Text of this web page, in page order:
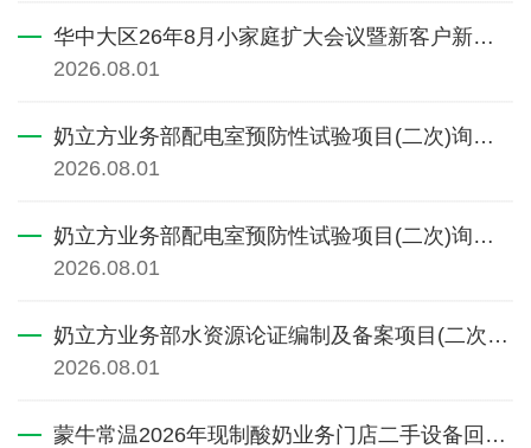
华中大区26年8月小家庭扩大会议暨新客户新员工会议项目交易特殊情况
2026.08.01
奶立方业务部配电室预防性试验项目(二次)询比价公告第1次变更公告
2026.08.01
奶立方业务部配电室预防性试验项目(二次)询比价公告
2026.08.01
奶立方业务部水资源论证编制及备案项目(二次)询比价公告
2026.08.01
蒙牛常温2026年现制酸奶业务门店二手设备回收公开询比价公告交易特殊情况